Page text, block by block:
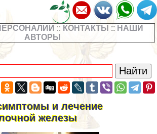
:: КОНТАКТЫ :: НАШИ
АВТОРЫ
и лечение
железы